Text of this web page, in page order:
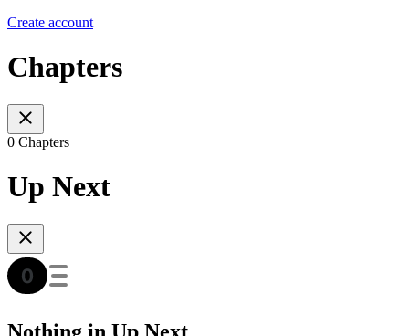
Create account
Chapters
0 Chapters
Up Next
Nothing in Up Next